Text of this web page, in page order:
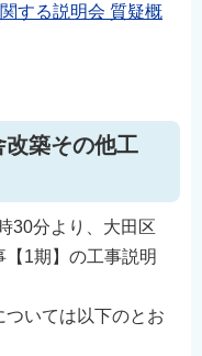
する説明会 質疑概
築その他工
30分より、大田区
1期】の工事説明
いては以下のとお